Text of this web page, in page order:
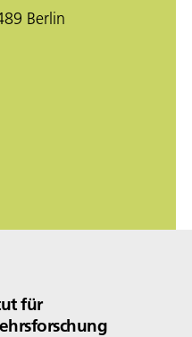
Berlin
für